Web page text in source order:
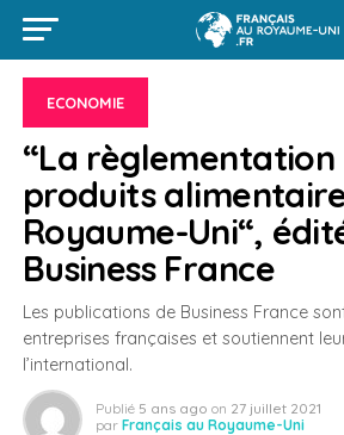
ECONOMIE
“La règlementation
produits
Royaume-Uni“,
Business France
Les publications de Business France
entreprises françaises et soutiennent
l’international.
Publié 5 ans ago on 27 juillet 2021
par Français au Royaume-Uni